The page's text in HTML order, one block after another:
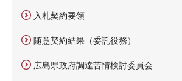
入札契約要領
随意契約結果（委託役務）
広島県政府調達苦情検討委員会